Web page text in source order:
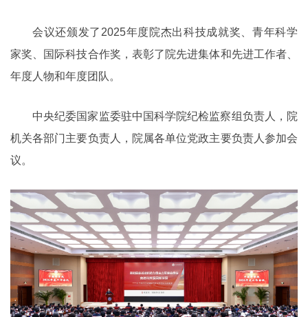
会议还颁发了2025年度院杰出科技成就奖、青年科学
家奖、国际科技合作奖，表彰了院先进集体和先进工作者、
年度人物和年度团队。
中央纪委国家监委驻中国科学院纪检监察组负责人，院
机关各部门主要负责人，院属各单位党政主要负责人参加会
议。